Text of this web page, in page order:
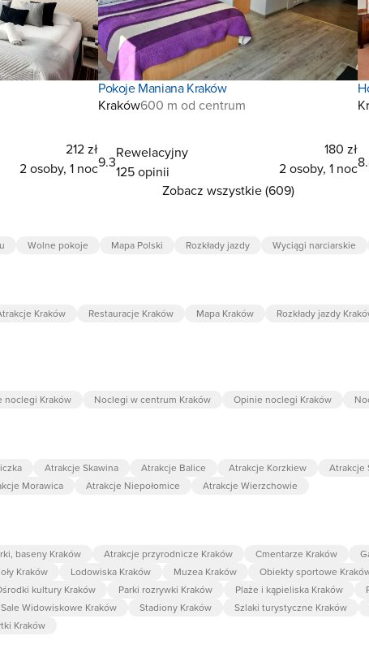
212 zł
2 osoby, 1 noc
Pokoje Maniana Kraków
Kraków600 m od centrum
9.3
Rewelacyjny
125 opinii
180 zł
2 osoby, 1 noc
Zobacz wszystkie (609)
Wolne pokoje Mapa Polski Rozkłady jazdy Wyciągi narciarskie
Kraków Restauracje Kraków Mapa Kraków Rozkłady jazdy
noclegi Kraków Noclegi w centrum Kraków Opinie noclegi Kraków
Atrakcje Skawina Atrakcje Balice Atrakcje Korzkiew Atrakcje
Morawica Atrakcje Niepołomice Atrakcje Wierzchowie
baseny Kraków Atrakcje przyrodnicze Kraków Cmentarze Kraków
Kraków Lodowiska Kraków Muzea Kraków Obiekty sportowe
kultury Kraków Parki rozrywki Kraków Plaże i kąpieliska Kraków
Sale Widowiskowe Kraków Stadiony Kraków Szlaki turystyczne Kraków
Kraków